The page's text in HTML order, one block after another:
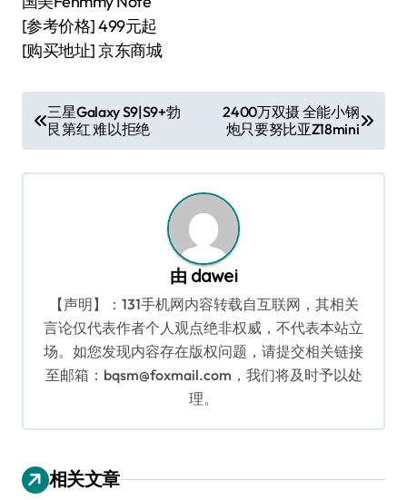
[参考价格] 499元起
[购买地址] 京东商城
章
导
三星Galaxy S9|S9+勃
艮第红 难以拒绝
2400万双摄 全能小钢
炮只要努比亚Z18mini
由 dawei
【声明】：131手机网内容转载自互联网，其相关
言论仅代表作者个人观点绝非权威，不代表本站立
场。如您发现内容存在版权问题，请提交相关链接
至邮箱：bqsm@foxmail.com，我们将及时予以处
理。
相关文章